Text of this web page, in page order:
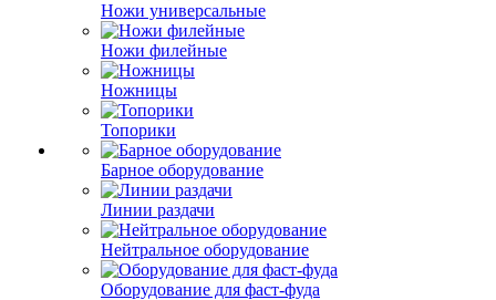
Ножи универсальные
Ножи филейные
Ножницы
Топорики
Барное оборудование
Линии раздачи
Нейтральное оборудование
Оборудование для фаст-фуда